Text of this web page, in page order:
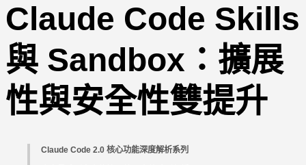
Claude Code Skills
與 Sandbox：擴展
性與安全性雙提升
Claude Code 2.0 核心功能深度解析系列